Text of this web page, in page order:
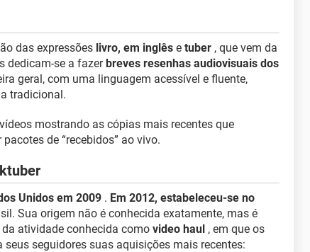
das expressões livro, em inglês e tuber , que vem da
dedicam-se a fazerbreves resenhas audiovisuais dos
geral, com uma linguagem acessível e fluente,
tradicional.
mostrando as cópias mais recentes que
de “recebidos” ao vivo.
Unidos em 2009 . Em 2012, estabeleceu-se no
Sua origem não é conhecida exatamente, mas é
atividade conhecida como video haul , em que os
seguidores suas aquisições mais recentes: